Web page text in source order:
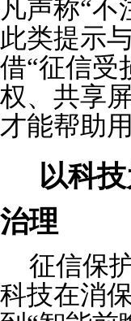
凡声称“
此类提示
借“征信受
权、共享
才能帮助
以科
治理
征信保
科技在消